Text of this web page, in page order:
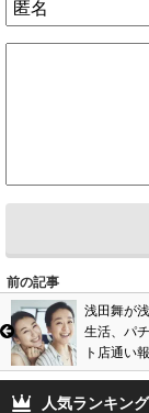
中絶強要と、イジメ
だよ、ジャニも辞め
前の記事
浅田舞が
生活、パ
ト店通い
妹の現在
も…画像あ
人気ランキング